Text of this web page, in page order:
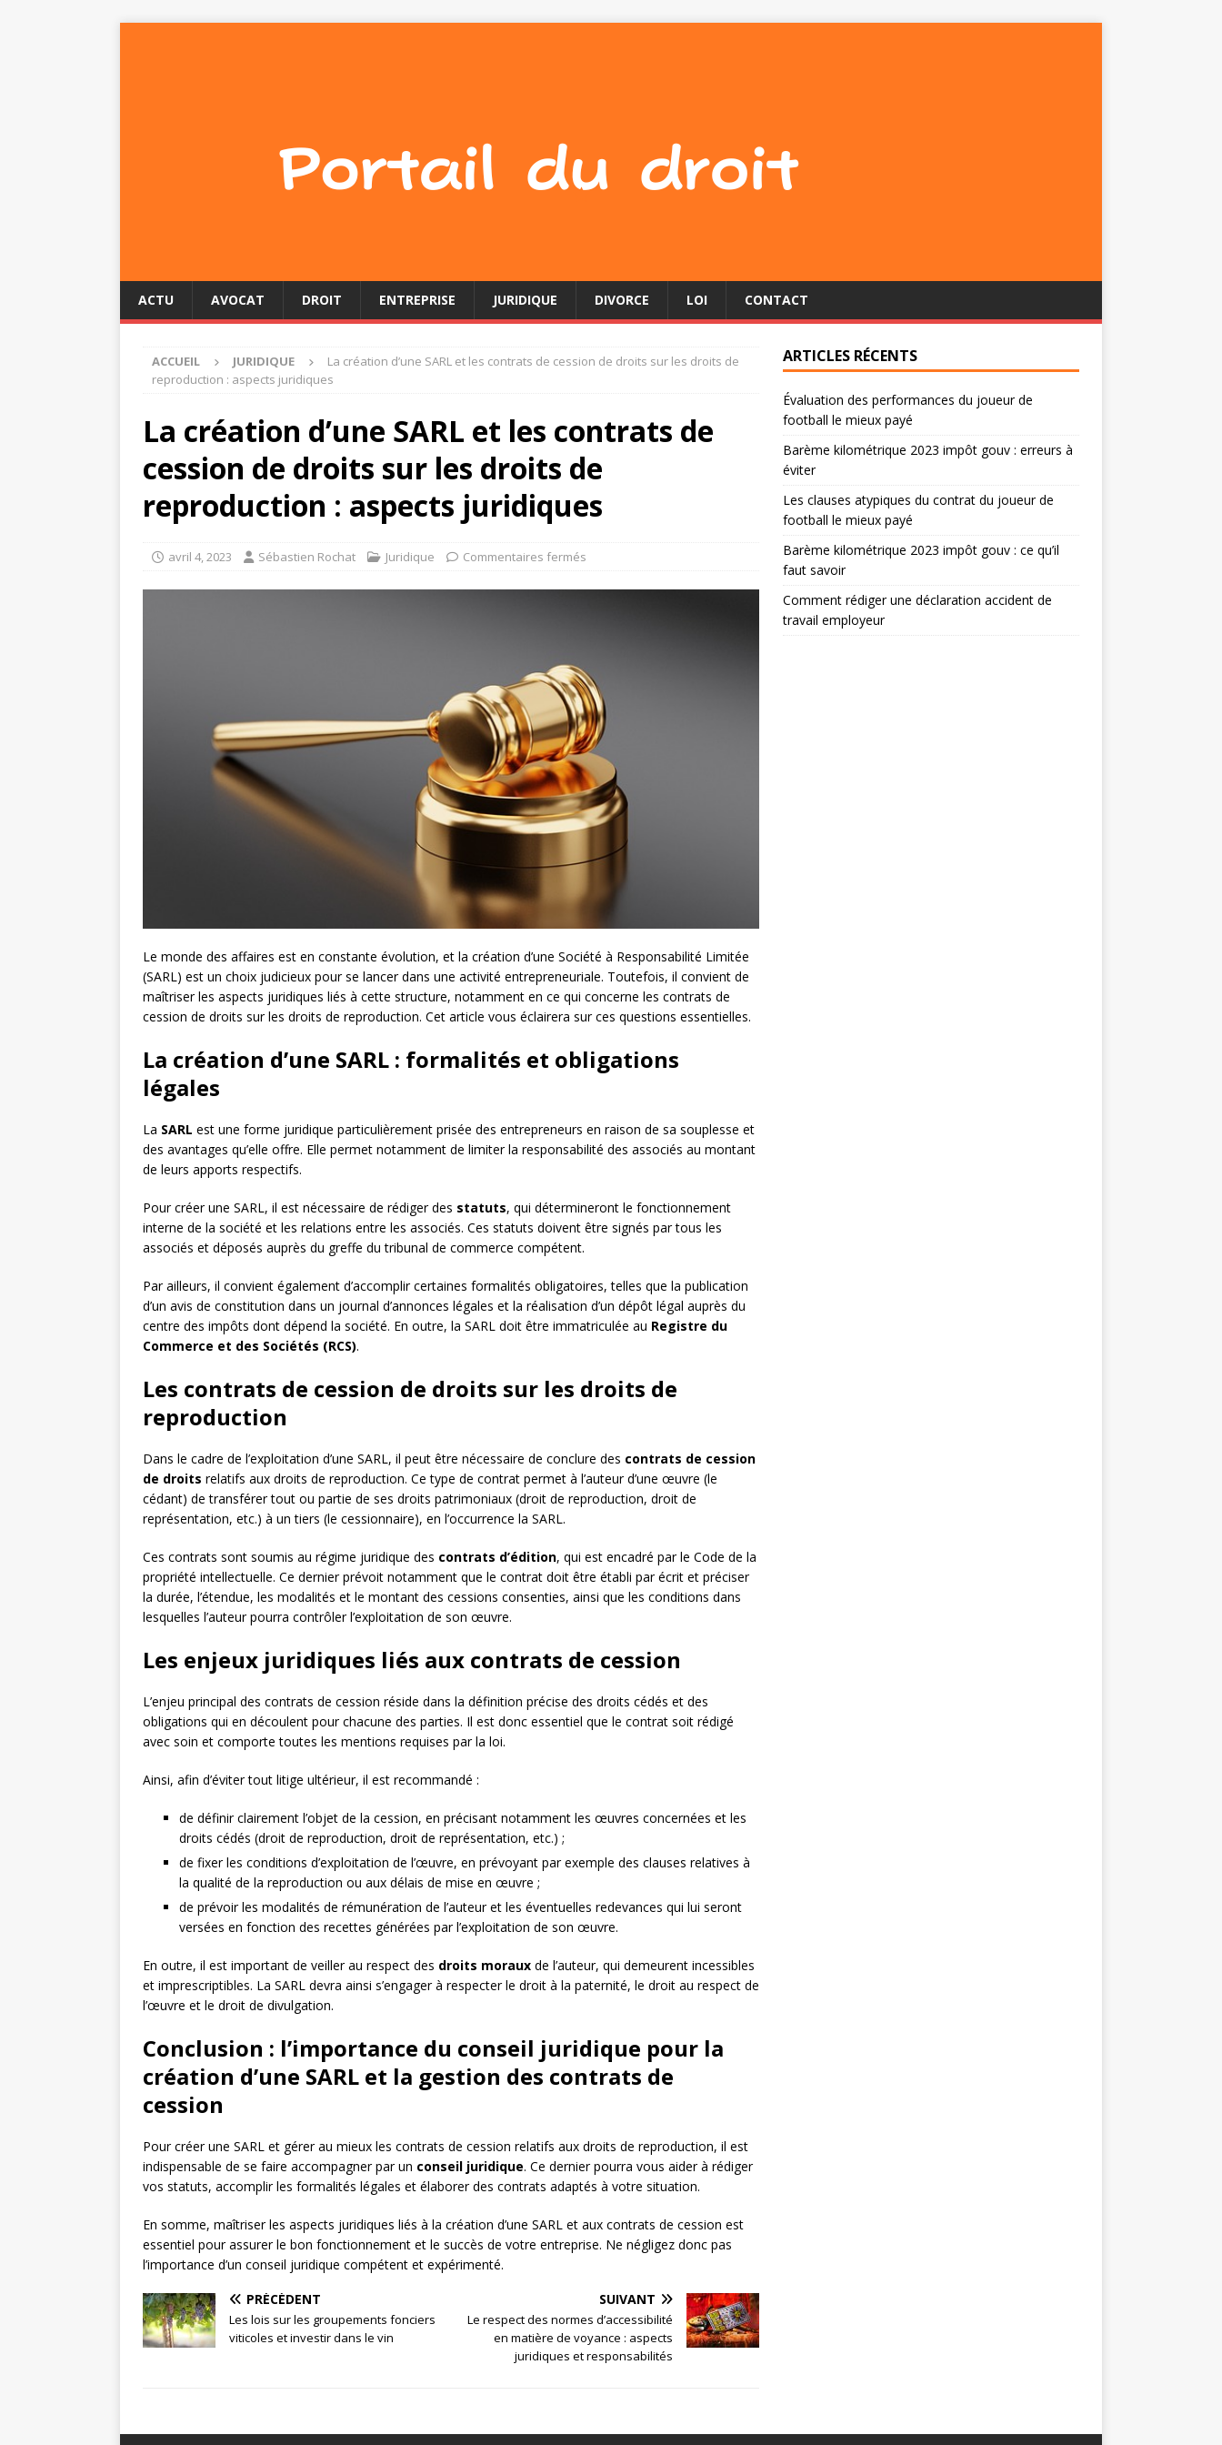
ACTU AVOCAT DROIT ENTREPRISE JURIDIQUE DIVORCE LOI CONTACT
ACCUEIL JURIDIQUE
La création d’une SARL et les contrats de cession de droits sur les droits de
reproduction : aspects juridiques
La création d’une SARL et les contrats de
cession de droits sur les droits de
reproduction : aspects juridiques
avril 4, 2023 Sébastien Rochat Juridique Commentaires fermés
Le monde des affaires est en constante évolution, et la création d’une Société à Responsabilité Limitée
(SARL) est un choix judicieux pour se lancer dans une activité entrepreneuriale. Toutefois, il convient de
maîtriser les aspects juridiques liés à cette structure, notamment en ce qui concerne les contrats de
cession de droits sur les droits de reproduction. Cet article vous éclairera sur ces questions essentielles.
La création d’une SARL : formalités et obligations
légales
La SARL est une forme juridique particulièrement prisée des entrepreneurs en raison de sa souplesse et
des avantages qu’elle offre. Elle permet notamment de limiter la responsabilité des associés au montant
de leurs apports respectifs.
Pour créer une SARL, il est nécessaire de rédiger des statuts, qui détermineront le fonctionnement
interne de la société et les relations entre les associés. Ces statuts doivent être signés par tous les
associés et déposés auprès du greffe du tribunal de commerce compétent.
Par ailleurs, il convient également d’accomplir certaines formalités obligatoires, telles que la publication
d’un avis de constitution dans un journal d’annonces légales et la réalisation d’un dépôt légal auprès du
centre des impôts dont dépend la société. En outre, la SARL doit être immatriculée au Registre du
Commerce et des Sociétés (RCS).
Les contrats de cession de droits sur les droits de
reproduction
Dans le cadre de l’exploitation d’une SARL, il peut être nécessaire de conclure des contrats de cession
de droits relatifs aux droits de reproduction. Ce type de contrat permet à l’auteur d’une œuvre (le
cédant) de transférer tout ou partie de ses droits patrimoniaux (droit de reproduction, droit de
représentation, etc.) à un tiers (le cessionnaire), en l’occurrence la SARL.
Ces contrats sont soumis au régime juridique des contrats d’édition, qui est encadré par le Code de la
propriété intellectuelle. Ce dernier prévoit notamment que le contrat doit être établi par écrit et préciser
la durée, l’étendue, les modalités et le montant des cessions consenties, ainsi que les conditions dans
lesquelles l’auteur pourra contrôler l’exploitation de son œuvre.
Les enjeux juridiques liés aux contrats de cession
L’enjeu principal des contrats de cession réside dans la définition précise des droits cédés et des
obligations qui en découlent pour chacune des parties. Il est donc essentiel que le contrat soit rédigé
avec soin et comporte toutes les mentions requises par la loi.
Ainsi, afin d’éviter tout litige ultérieur, il est recommandé :
de définir clairement l’objet de la cession, en précisant notamment les œuvres concernées et les
droits cédés (droit de reproduction, droit de représentation, etc.) ;
de fixer les conditions d’exploitation de l’œuvre, en prévoyant par exemple des clauses relatives à
la qualité de la reproduction ou aux délais de mise en œuvre ;
de prévoir les modalités de rémunération de l’auteur et les éventuelles redevances qui lui seront
versées en fonction des recettes générées par l’exploitation de son œuvre.
En outre, il est important de veiller au respect des droits moraux de l’auteur, qui demeurent incessibles
et imprescriptibles. La SARL devra ainsi s’engager à respecter le droit à la paternité, le droit au respect de
l’œuvre et le droit de divulgation.
Conclusion : l’importance du conseil juridique pour la
création d’une SARL et la gestion des contrats de
cession
Pour créer une SARL et gérer au mieux les contrats de cession relatifs aux droits de reproduction, il est
indispensable de se faire accompagner par un conseil juridique. Ce dernier pourra vous aider à rédiger
vos statuts, accomplir les formalités légales et élaborer des contrats adaptés à votre situation.
En somme, maîtriser les aspects juridiques liés à la création d’une SARL et aux contrats de cession est
essentiel pour assurer le bon fonctionnement et le succès de votre entreprise. Ne négligez donc pas
l’importance d’un conseil juridique compétent et expérimenté.
PRÉCÉDENT
Les lois sur les groupements fonciers
viticoles et investir dans le vin
SUIVANT
Le respect des normes d’accessibilité
en matière de voyance : aspects
juridiques et responsabilités
ARTICLES RÉCENTS
Évaluation des performances du joueur de
football le mieux payé
Barème kilométrique 2023 impôt gouv : erreurs à
éviter
Les clauses atypiques du contrat du joueur de
football le mieux payé
Barème kilométrique 2023 impôt gouv : ce qu’il
faut savoir
Comment rédiger une déclaration accident de
travail employeur